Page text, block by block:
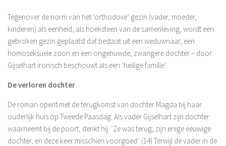
Tegenover de norm van het ‘orthodoxe’ gezin (vader, moeder,
kinderen) als eenheid, als hoeksteen van de samenleving, wordt een
gebroken gezin geplaatst dat bestaat uit een weduwnaar, een
homoseksuele zoon en een ongehuwde, zwangere dochter – door
Gijselhart ironisch beschouwt als een ‘heilige familie’.
De verloren dochter
De roman opent met de terugkomst van dochter Magda bij haar
ouderlijk huis op Tweede Paasdag. Als vader Gijselhart zijn dochter
waarneemt bij de poort, denkt hij: ‘Ze was terug, zijn enige eeuwige
dochter, en deze keer misschien voorgoed’. (14) Terwijl de vader in de